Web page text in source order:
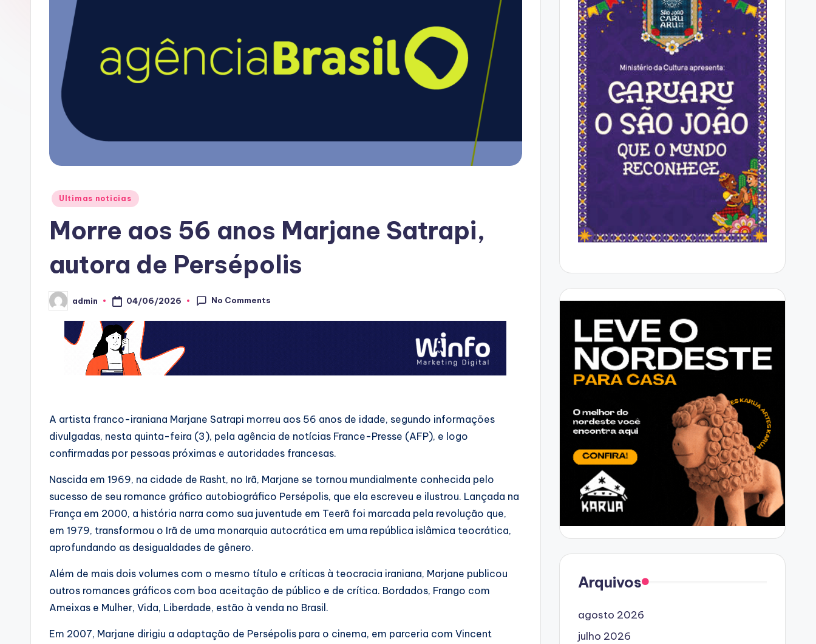
Posted
Ultimas noticias
Morre aos 56 anos Marjane Satrapi,
autora de Persépolis
Posted
by
admin 04/06/2026 No Comments
A artista franco-iraniana Marjane Satrapi morreu aos 56 anos de idade, segundo informações
divulgadas, nesta quinta-feira (3), pela agência de notícias France-Presse (AFP), e logo
confirmadas por pessoas próximas e autoridades francesas.
Nascida em 1969, na cidade de Rasht, no Irã, Marjane se tornou mundialmente conhecida pelo
sucesso de seu romance gráfico autobiográfico Persépolis, que ela escreveu e ilustrou. Lançada na
França em 2000, a história narra como sua juventude em Teerã foi marcada pela revolução que,
em 1979, transformou o Irã de uma monarquia autocrática em uma república islâmica teocrática,
aprofundando as desigualdades de gênero.
Além de mais dois volumes com o mesmo título e críticas à teocracia iraniana, Marjane publicou
outros romances gráficos com boa aceitação de público e de crítica. Bordados, Frango com
Ameixas e Mulher, Vida, Liberdade, estão à venda no Brasil.
Em 2007, Marjane dirigiu a adaptação de Persépolis para o cinema, em parceria com Vincent
Arquivos
agosto 2026
julho 2026